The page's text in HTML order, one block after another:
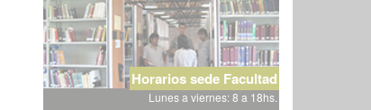
Horarios sede Facultad
Lunes a viernes: 8 a 18hs.